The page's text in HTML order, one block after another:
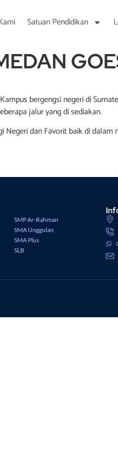
Satuan Pendidikan
bergengsi negeri di
jalur yang di sediakan.
dan Favorit baik di dalam
SMP Ar-Rahman
SMA Unggulan
SMA Plus
SLB